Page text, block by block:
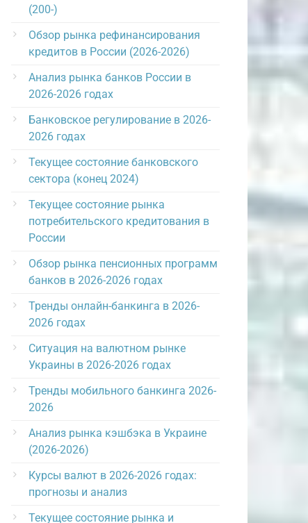
(200-)
Обзор рынка рефинансирования
кредитов в России (2026-2026)
Анализ рынка банков России в
2026-2026 годах
Банковское регулирование в 2026-
2026 годах
Текущее состояние банковского
сектора (конец 2024)
Текущее состояние рынка
потребительского кредитования в
России
Обзор рынка пенсионных программ
банков в 2026-2026 годах
Тренды онлайн-банкинга в 2026-
2026 годах
Ситуация на валютном рынке
Украины в 2026-2026 годах
Тренды мобильного банкинга 2026-
2026
Анализ рынка кэшбэка в Украине
(2026-2026)
Курсы валют в 2026-2026 годах:
прогнозы и анализ
Текущее состояние рынка и